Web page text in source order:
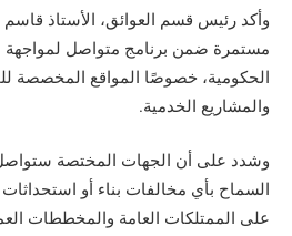
وأكد رئيس قسم العوائق، الأستاذ قاسم
مستمرة ضمن برنامج متواصل لمواجهة
الحكومية، خصوصًا المواقع المخصصة
والمشاريع الخدمية.
وشدد على أن الجهات المختصة ستواصل
السماح بأي مخالفات بناء أو
على الممتلكات العامة والمخططات